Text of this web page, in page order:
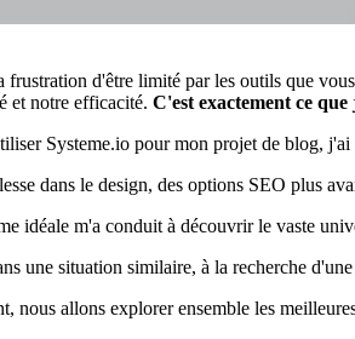
frustration d'être limité par les outils que
et notre efficacité. C'est exactement ce
Systeme.io pour mon projet de blog,
dans le design, des options SEO plus
idéale m'a conduit à découvrir le vaste
une situation similaire, à la recherche
nous allons explorer ensemble les